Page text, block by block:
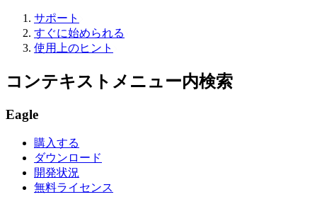
サポート
すぐに始められる
使用上のヒント
コンテキストメニュー内検索
Eagle
購入する
ダウンロード
開発状況
無料ライセンス